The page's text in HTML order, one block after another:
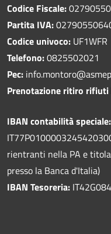
Codice Fiscale:
Partita IVA:
Codice univoco: UF1WFR
Telefono:0825502021
Pec:
Prenotazione ritiro
IBAN contabilità speciale:
rientranti nella PA e
presso la Banca d'Italia)
IBAN Tesoreria: